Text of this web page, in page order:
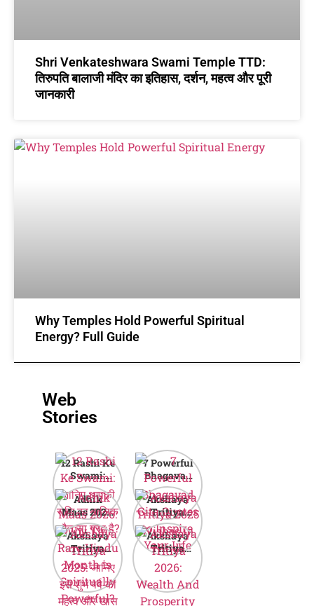
Shri Venkateshwara Swami Temple TTD:
तिरुपति बालाजी मंदिर का इतिहास, दर्शन, महत्व और पूरी
जानकारी
Why Temples Hold Powerful Spiritual
Energy? Full Guide
Web
Stories
12 Rashi Ke
Swami:
जानिए आपकी
राशि का मालिक
कौन सा ग्रह है?
7 Powerful
Bhagavad
Gita Quotes
to Inspire
Your Life
Adhik
Maas 2026:
Why This
Rare Hindu
Month is
Spiritually
Powerful?
Akshaya
Tritiya
2025
Wishes in
Hindi
Akshaya
Tritiya
2025: जानिए
इस शुभ पर्व का
महत्व और खास
बातें
Akshaya
Tritiya
2026:
Wealth And
Prosperity
Guide